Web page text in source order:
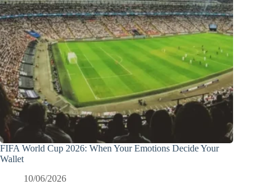
FIFA World Cup 2026: When Your Emotions Decide Your
Wallet
10/06/2026